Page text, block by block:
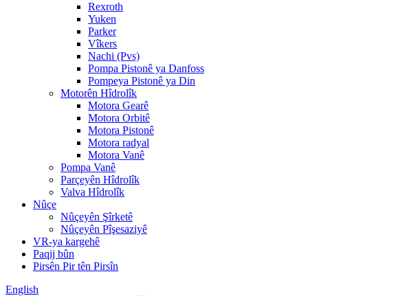
Rexroth
Yuken
Parker
Vîkers
Nachi (Pvs)
Pompa Pistonê ya Danfoss
Pompeya Pistonê ya Din
Motorên Hîdrolîk
Motora Gearê
Motora Orbitê
Motora Pistonê
Motora radyal
Motora Vanê
Pompa Vanê
Parçeyên Hîdrolîk
Valva Hîdrolîk
Nûçe
Nûçeyên Şîrketê
Nûçeyên Pîşesaziyê
VR-ya kargehê
Paqij bûn
Pirsên Pir tên Pirsîn
English